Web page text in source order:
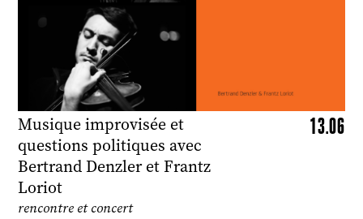
Musique improvisée et
questions politiques avec
Bertrand Denzler et Frantz
Loriot
13.06
rencontre et concert